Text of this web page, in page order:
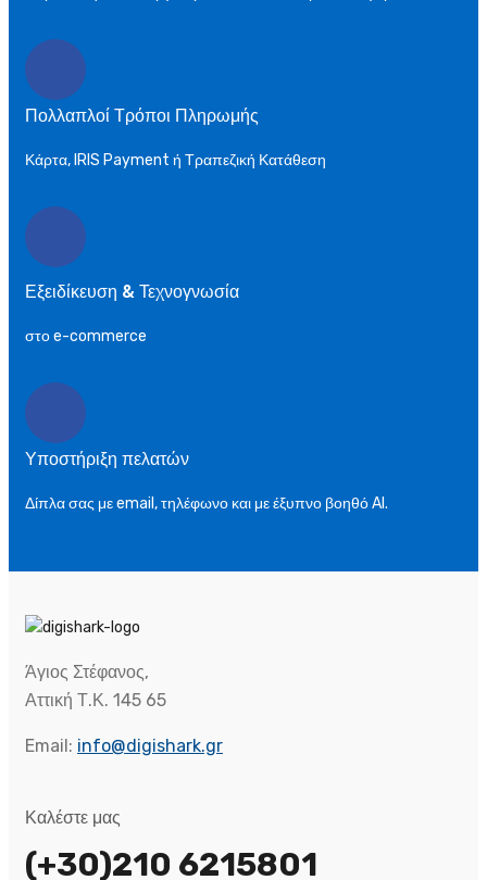
Πολλαπλοί Τρόποι Πληρωμής
Κάρτα, IRIS Payment ή Τραπεζική Κατάθεση
Εξειδίκευση & Τεχνογνωσία
στο e-commerce
Υποστήριξη πελατών
Δίπλα σας με email, τηλέφωνο και με έξυπνο βοηθό AI.
Άγιος Στέφανος,
Αττική Τ.Κ. 145 65
Email: info@digishark.gr
Καλέστε μας
(+30)210 6215801